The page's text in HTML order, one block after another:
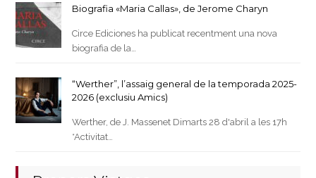
Biografia «Maria Callas», de Jerome Charyn
Circe Ediciones ha publicat recentment una nova
biografia de la…
“Werther”, l’assaig general de la temporada 2025-
2026 (exclusiu Amics)
Werther, de J. Massenet Dimarts 28 d'abril a les 17h
*Activitat…